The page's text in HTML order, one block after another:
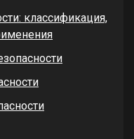
классификация,